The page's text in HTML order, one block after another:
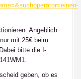
Angeblich
mit 25€ beim
bitte die I-
geben, ob es